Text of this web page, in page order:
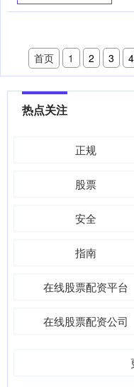
首页 1 2 3 4
热点关注
正规
股票
安全
指南
在线股票配资平台
在线股票配资公司